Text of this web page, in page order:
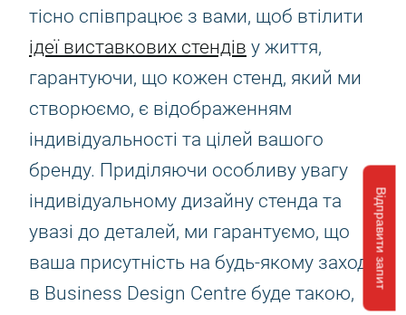
Відправити запит
тісно співпрацює з вами, щоб втілити
ідеї виставкових стендів у життя,
гарантуючи, що кожен стенд, який ми
створюємо, є відображенням
індивідуальності та цілей вашого
бренду. Приділяючи особливу увагу
індивідуальному дизайну стенда та
увазі до деталей, ми гарантуємо, що
ваша присутність на будь-якому заході
в Business Design Centre буде такою,